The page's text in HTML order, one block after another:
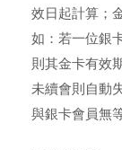
效日起計算；
如：若一位銀
則其金卡有效
未續會則自動
與銀卡會員無